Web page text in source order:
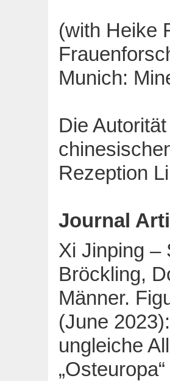
(with Heike
Munich:
Die
Rezeption
Journal
Xi Jinping –
Bröckling,
Männer.
(June
ungleiche